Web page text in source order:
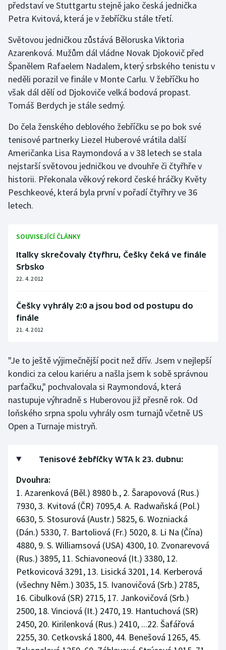
Házená
Jezdectví
Judo
Krasobruslení
Lyže a snowboard
Moderní pětiboj
Motorsport
Parasport
Plavání
Ragby
Rychlobruslení
Rychlostní kanoistika
Short track
Sportovní střelba
Stolní tenis
Triatlon
Veslování
Vodní slalom
Volejbal
Ostatní
představí ve Stuttgartu stejně jako česká jednička
Petra Kvitová, která je v žebříčku stále třetí.
Světovou jedničkou zůstává Běloruska Viktoria
Azarenková. Mužům dál vládne Novak Djokovič před
Španělem Rafaelem Nadalem, který srbského tenistu v
neděli porazil ve finále v Monte Carlu. V žebříčku ho
však dál dělí od Djokoviče velká bodová propast.
Tomáš Berdych je stále sedmý.
Do čela ženského deblového žebříčku se po bok své
tenisové partnerky Liezel Huberové vrátila další
Američanka Lisa Raymondová a v 38 letech se stala
nejstarší světovou jedničkou ve dvouhře či čtyřhře v
historii. Překonala věkový rekord české hráčky Květy
Peschkeové, která byla první v pořadí čtyřhry ve 36
letech.
SOUVISEJÍCÍ ČLÁNKY
Italky skrečovaly čtyřhru, Češky čeká ve finále
Srbsko
22. 4. 2012
Češky vyhrály 2:0 a jsou bod od postupu do
finále
21. 4. 2012
"Je to ještě výjimečnější pocit než dřív. Jsem v nejlepší
kondici za celou kariéru a našla jsem k sobě správnou
parťačku," pochvalovala si Raymondová, která
nastupuje výhradně s Huberovou již přesně rok. Od
loňského srpna spolu vyhrály osm turnajů včetně US
Open a Turnaje mistryň.
Tenisové žebříčky WTA k 23. dubnu:
Dvouhra:
1. Azarenková (Běl.) 8980 b., 2. Šarapovová (Rus.)
7930, 3. Kvitová (ČR) 7095,4. A. Radwaňská (Pol.)
6630, 5. Stosurová (Austr.) 5825, 6. Wozniacká
(Dán.) 5330, 7. Bartoliová (Fr.) 5020, 8. Li Na (Čína)
4880, 9. S. Williamsová (USA) 4300, 10. Zvonarevová
(Rus.) 3895, 11. Schiavoneová (It.) 3380, 12.
Petkovicová 3291, 13. Lisická 3201, 14. Kerberová
(všechny Něm.) 3035, 15. Ivanovičová (Srb.) 2785,
16. Cibulková (SR) 2715, 17. Jankovičová (Srb.)
2500, 18. Vinciová (It.) 2470, 19. Hantuchová (SR)
2450, 20. Kirilenková (Rus.) 2410, ...22. Šafářová
2255, 30. Cetkovská 1800, 44. Benešová 1265, 45.